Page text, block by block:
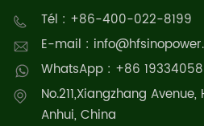
Tél : +86-400-022-8199
E-mail :
WhatsApp : +86
No.211,Xiangzhang
Anhui, China